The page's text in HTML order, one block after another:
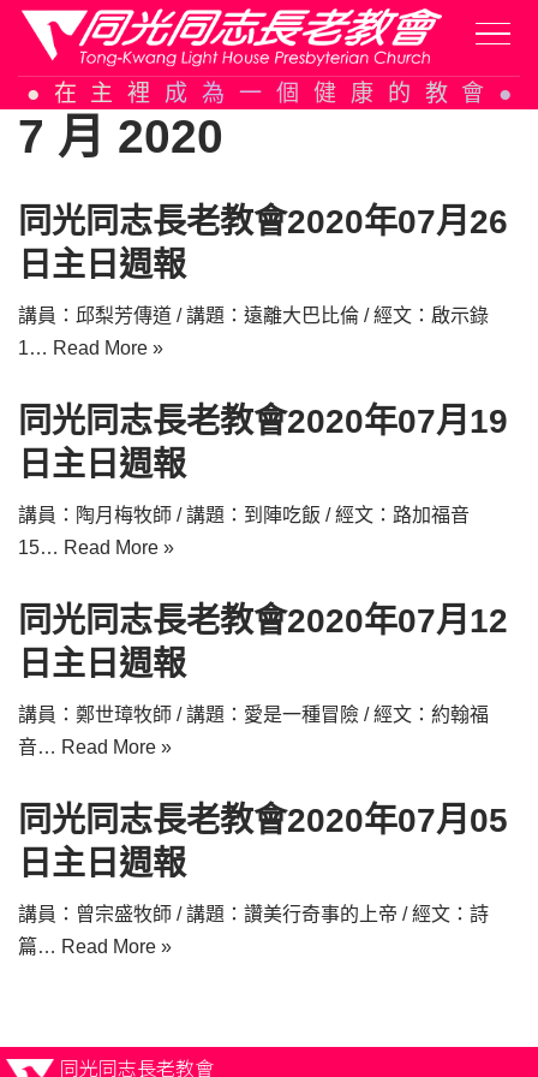
Skip
to
content
在主裡成為一個健康的教會
7 月 2020
同光同志長老教會2020年07月26
日主日週報
講員：邱梨芳傳道 / 講題：遠離大巴比倫 / 經文：啟示錄
1… Read More »
同光同志長老教會2020年07月19
日主日週報
講員：陶月梅牧師 / 講題：到陣吃飯 / 經文：路加福音
15… Read More »
同光同志長老教會2020年07月12
日主日週報
講員：鄭世璋牧師 / 講題：愛是一種冒險 / 經文：約翰福
音… Read More »
同光同志長老教會2020年07月05
日主日週報
講員：曾宗盛牧師 / 講題：讚美行奇事的上帝 / 經文：詩
篇… Read More »
同光同志長老教會